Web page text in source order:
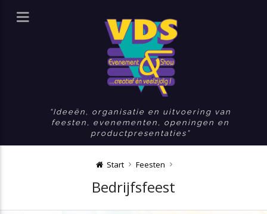
Ideeën, organisatie en uitvoering van
feesten, evenementen, openingen en
productpresentaties
Start Feesten
Bedrijfsfeest